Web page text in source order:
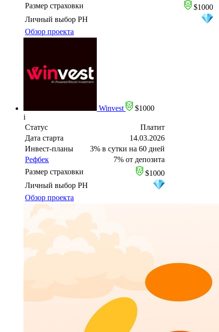
Размер страховки
$1000
Личный выбор PH
Обзор проекта
Winvest
$1000
i
Статус
Платит
Дата старта
14.03.2026
Инвест-планы
3% в сутки на 60 дней
Рефбек
7% от депозита
Размер страховки
$1000
Личный выбор PH
Обзор проекта